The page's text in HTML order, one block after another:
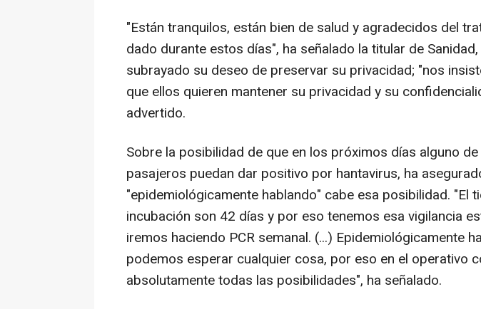
"Están tranquilos, están bien de salud y agradecidos del
dado durante estos días", ha señalado la titular de
subrayado su deseo de preservar su privacidad; "nos
que ellos quieren mantener su privacidad y su
advertido.
Sobre la posibilidad de que en los próximos días alguno
pasajeros puedan dar positivo por hantavirus, ha
"epidemiológicamente hablando" cabe esa posibilidad. "El
incubación son 42 días y por eso tenemos esa vigilancia
iremos haciendo PCR semanal. (...) Epidemiológicamente
podemos esperar cualquier cosa, por eso en el operativo
absolutamente todas las posibilidades", ha señalado.